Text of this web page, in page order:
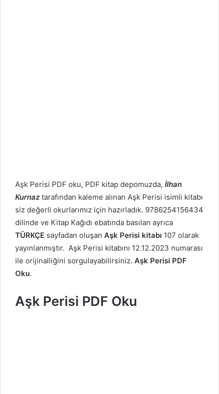
Aşk Perisi PDF oku, PDF kitap depomuzda, İlhan
Kurnaz tarafından kaleme alınan Aşk Perisi isimli kitabı
siz değerli okurlarımız için hazırladık. 9786254156434
dilinde ve Kitap Kağıdı ebatında basılan ayrıca
TÜRKÇE sayfadan oluşan Aşk Perisi kitabı 107 olarak
yayınlanmıştır. Aşk Perisi kitabını 12.12.2023 numarası
ile orijinalliğini sorgulayabilirsiniz. Aşk Perisi PDF
Oku.
Aşk Perisi PDF Oku